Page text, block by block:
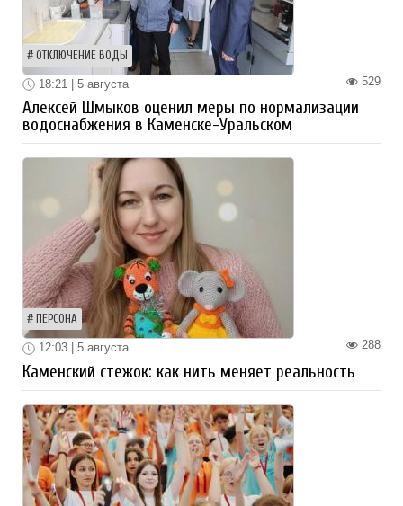
ОТКЛЮЧЕНИЕ ВОДЫ
529
18:21 | 5 августа
Алексей Шмыков оценил меры по нормализации
водоснабжения в Каменске-Уральском
ПЕРСОНА
288
12:03 | 5 августа
Каменский стежок: как нить меняет реальность